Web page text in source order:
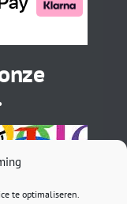
te optimaliseren.